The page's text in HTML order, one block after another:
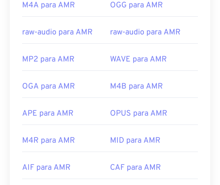
M4A para AMR OGG para AMR
raw-audio para AMR raw-audio para AMR
MP2 para AMR WAVE para AMR
OGA para AMR M4B para AMR
APE para AMR OPUS para AMR
M4R para AMR MID para AMR
AIF para AMR CAF para AMR